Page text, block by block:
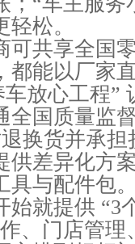
松。
可共享全国
都能以厂家
放心工程”
全国质量监
换货并承
供差异化方
具与配件包
始就提供 “3
、门店管理